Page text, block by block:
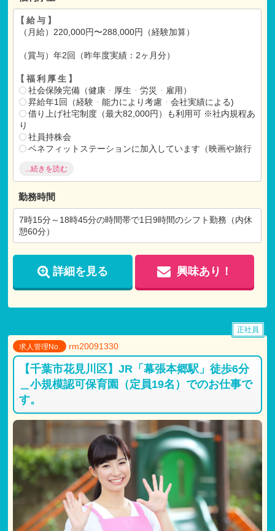
【給与】
（月給）220,000円〜288,000円（経験加算）
（賞与）年2回（昨年度実績：2ヶ月分）
【福利厚生】
社会保険完備（健康・ 厚生 ・ 労災 ・ 雇用）
昇給年1回（経験・ 能力により考慮 ・ 会社実績による)
借り上げ社宅制度（最大82,000円）も利用可 ※社内規程あ
り
社員持株会
ベネフィットステーションに加入しています（映画や旅行
ファストドクターの利用
インフルエンザ予防接種全額支給
退職金制度あり
【各種手当】
交通費支給（月額20,000円まで）
【試用期間】
試用期間 有 3ヶ月間
仕事内容：本採用時と変わらず
月給：本採用時と変わらず
...続きを読む
勤務時間
7時15分～18時45分の時間帯で1日9時間のシフト勤務（内休
憩60分）
詳細を見る 興味あり！
求人管理No. rm20091330
【千葉市花見川区】JR「幕張本郷駅」徒歩6分
＿小規模認可保育園（定員19名）でのお仕事で
す。
正社員